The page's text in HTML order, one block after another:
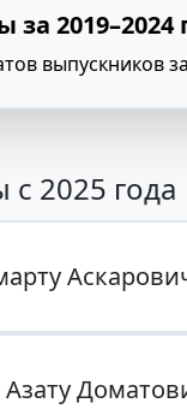
за 2019–2024
выпускников
с 2025 года